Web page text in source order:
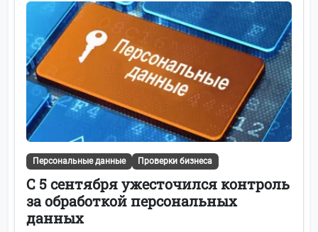
Персональные данные Проверки бизнеса
С 5 сентября ужесточился контроль
за обработкой персональных
данных